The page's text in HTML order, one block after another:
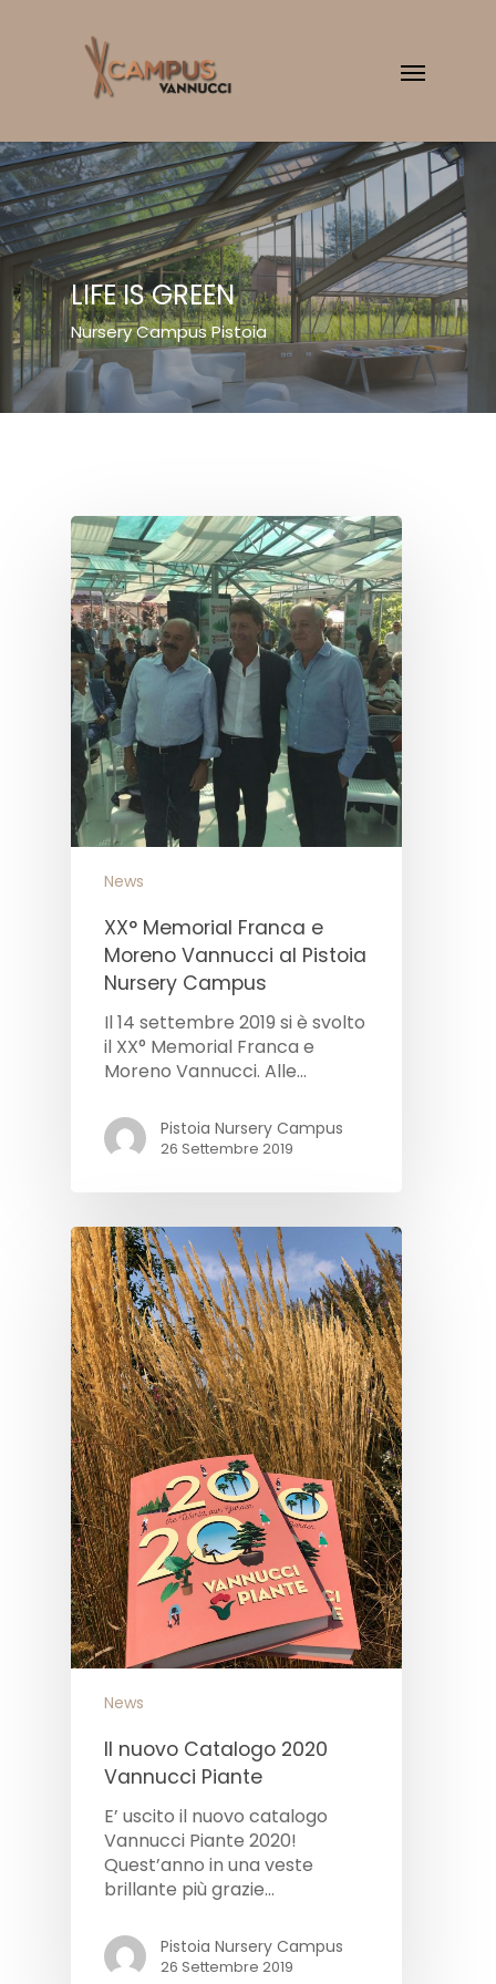
LIFE IS GREEN
Nursery Campus Pistoia
News
XX° Memorial Franca e
Moreno Vannucci al Pistoia
Nursery Campus
Il 14 settembre 2019 si è svolto
il XX° Memorial Franca e
Moreno Vannucci. Alle…
Pistoia Nursery Campus
26 Settembre 2019
News
Il nuovo Catalogo 2020
Vannucci Piante
E’ uscito il nuovo catalogo
Vannucci Piante 2020!
Quest’anno in una veste
brillante più grazie…
Pistoia Nursery Campus
26 Settembre 2019